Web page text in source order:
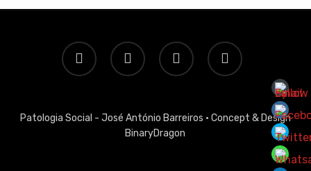
twitter facebook linkedin email
Patologia Social - José António Barreiros · Concept & Design
BinaryDragon